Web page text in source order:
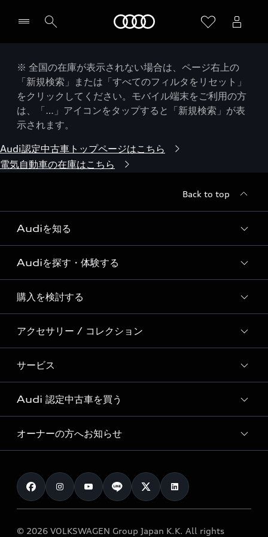
※ 全国の在庫が表示されない場合は、ページ右上の
「新規検索」または「すべてのフィルタをリセット」
をクリックしてください。モバイル端末をご利用の方
は、「…」アイコンをタップすると「新規検索」が表
示されます。
Audi認定中古車トップページはこちら
電気自動車の在庫はこちら
Back to top
Audiを知る
Audi ブランド
Story of Progress
Audi Sport
Formula 1®
デジタルサービス
Audiを探す・体験する
ディーラー検索
新車在庫検索
試乗車・展示車検索
見積り依頼
試乗予約
購入を検討する
モデル一覧
特別仕様モデル / 限定モデル
e-tronラインアップ
価格シミュレーション
車両比較
カタログ一覧
アクセサリー / コレクション
純正アクセサリー
オンラインショップ
Audi collection
アウディナビアプリ
サービス
サービス入庫予約
サービスプログラム
メンテナンス
車検 / 定期点検
e-tronアフターサポート
Audi 認定中古車を買う
Audi認定中古車
クオリティ
保証
メンテナンス
オーナーの方へお知らせ
お知らせ
オーナー様向けキャンペーン
© 2026 VOLKSWAGEN Group Japan K.K. All rights